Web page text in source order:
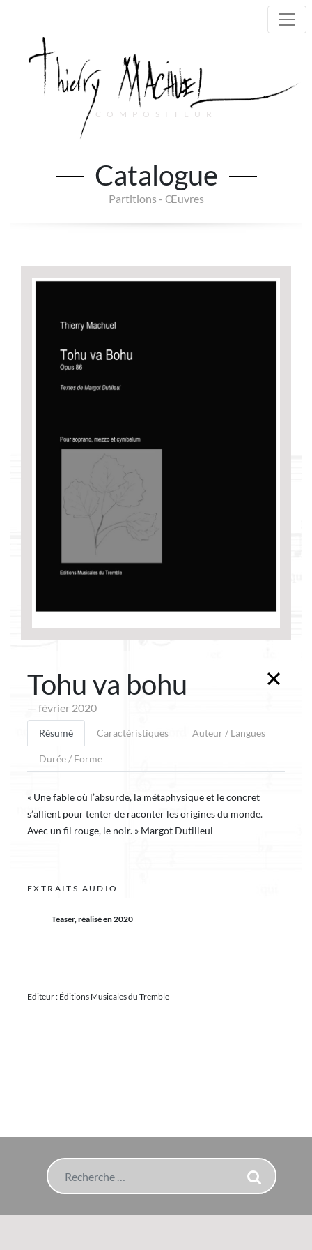
COMPOSITEUR
Main Navigation
Catalogue
Partitions - Œuvres
Tohu va bohu
— février 2020
Résumé Caractéristiques Auteur / Langues
Durée / Forme
« Une fable où l’absurde, la métaphysique et le concret
s’allient pour tenter de raconter les origines du monde.
Avec un fil rouge, le noir. » Margot Dutilleul
EXTRAITS AUDIO
Teaser, réalisé en 2020
Editeur : Éditions Musicales du Tremble -
Rechercher